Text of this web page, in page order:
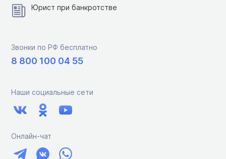
Юрист при банкротстве
Звонки по РФ бесплатно
8 800 100 04 55
Наши социальные сети
Онлайн-чат